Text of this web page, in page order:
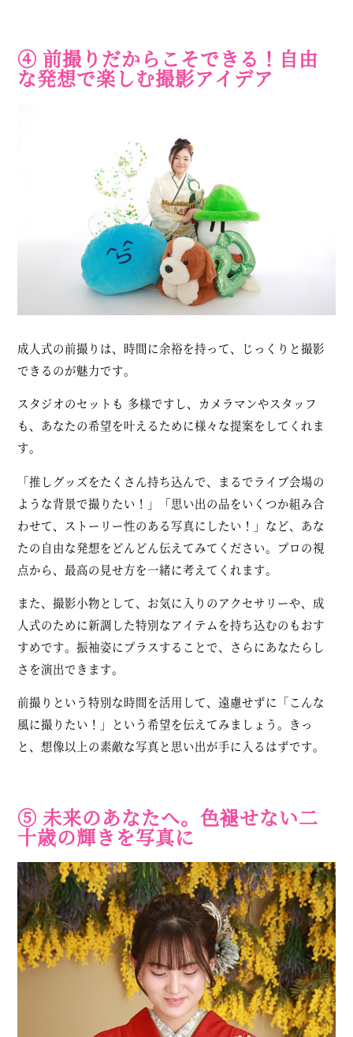
④ 前撮りだからこそできる！自由
な発想で楽しむ撮影アイデア
成人式の前撮りは、時間に余裕を持って、じっくりと撮影
できるのが魅力です。
スタジオのセットも 多様ですし、カメラマンやスタッフ
も、あなたの希望を叶えるために様々な提案をしてくれま
す。
「推しグッズをたくさん持ち込んで、まるでライブ会場の
ような背景で撮りたい！」「思い出の品をいくつか組み合
わせて、ストーリー性のある写真にしたい！」など、あな
たの自由な発想をどんどん伝えてみてください。プロの視
点から、最高の見せ方を一緒に考えてくれます。
また、撮影小物として、お気に入りのアクセサリーや、成
人式のために新調した特別なアイテムを持ち込むのもおす
すめです。振袖姿にプラスすることで、さらにあなたらし
さを演出できます。
前撮りという特別な時間を活用して、遠慮せずに「こんな
風に撮りたい！」という希望を伝えてみましょう。きっ
と、想像以上の素敵な写真と思い出が手に入るはずです。
⑤ 未来のあなたへ。色褪せない二
十歳の輝きを写真に